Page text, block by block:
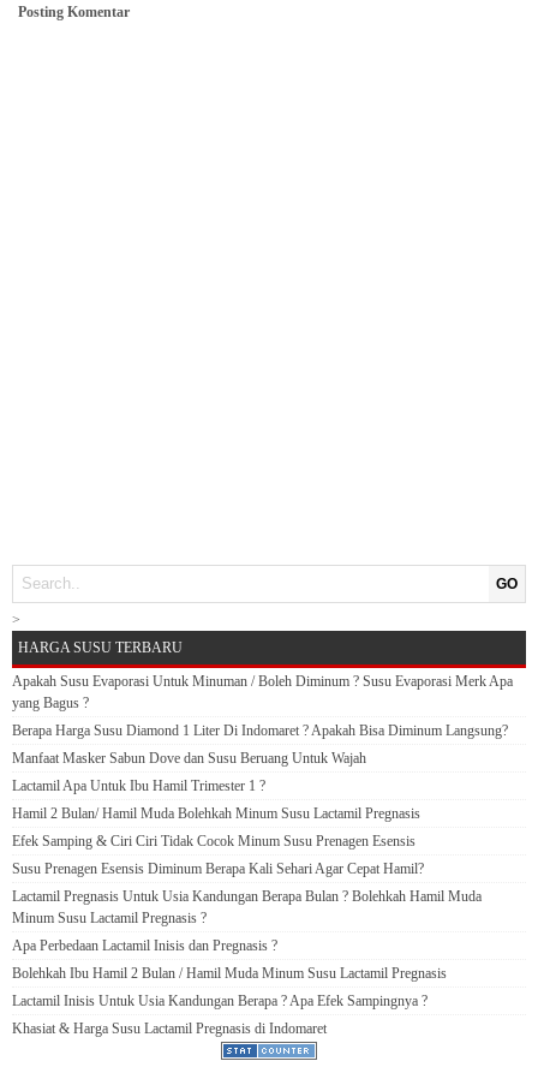
Posting Komentar
GO
>
HARGA SUSU TERBARU
Apakah Susu Evaporasi Untuk Minuman / Boleh Diminum ? Susu Evaporasi Merk Apa
yang Bagus ?
Berapa Harga Susu Diamond 1 Liter Di Indomaret ? Apakah Bisa Diminum Langsung?
Manfaat Masker Sabun Dove dan Susu Beruang Untuk Wajah
Lactamil Apa Untuk Ibu Hamil Trimester 1 ?
Hamil 2 Bulan/ Hamil Muda Bolehkah Minum Susu Lactamil Pregnasis
Efek Samping & Ciri Ciri Tidak Cocok Minum Susu Prenagen Esensis
Susu Prenagen Esensis Diminum Berapa Kali Sehari Agar Cepat Hamil?
Lactamil Pregnasis Untuk Usia Kandungan Berapa Bulan ? Bolehkah Hamil Muda
Minum Susu Lactamil Pregnasis ?
Apa Perbedaan Lactamil Inisis dan Pregnasis ?
Bolehkah Ibu Hamil 2 Bulan / Hamil Muda Minum Susu Lactamil Pregnasis
Lactamil Inisis Untuk Usia Kandungan Berapa ? Apa Efek Sampingnya ?
Khasiat & Harga Susu Lactamil Pregnasis di Indomaret